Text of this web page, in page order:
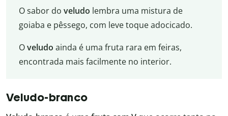
O sabor do veludo lembra uma mistura de
goiaba e pêssego, com leve toque adocicado.
Oveludo ainda é uma fruta rara em feiras,
encontrada mais facilmente no interior.
Veludo-branco